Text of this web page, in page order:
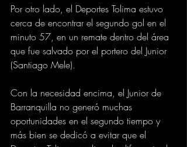
Por otro lado, el Deportes Tolima estuvo
cerca de encontrar el segundo gol en el
minuto 57, en un remate dentro del área
que fue salvado por el portero del Junior
(Santiago Mele).
Con la necesidad encima, el Junior de
Barranquilla no generó muchas
oportunidades en el segundo tiempo y
más bien se dedicó a evitar que el